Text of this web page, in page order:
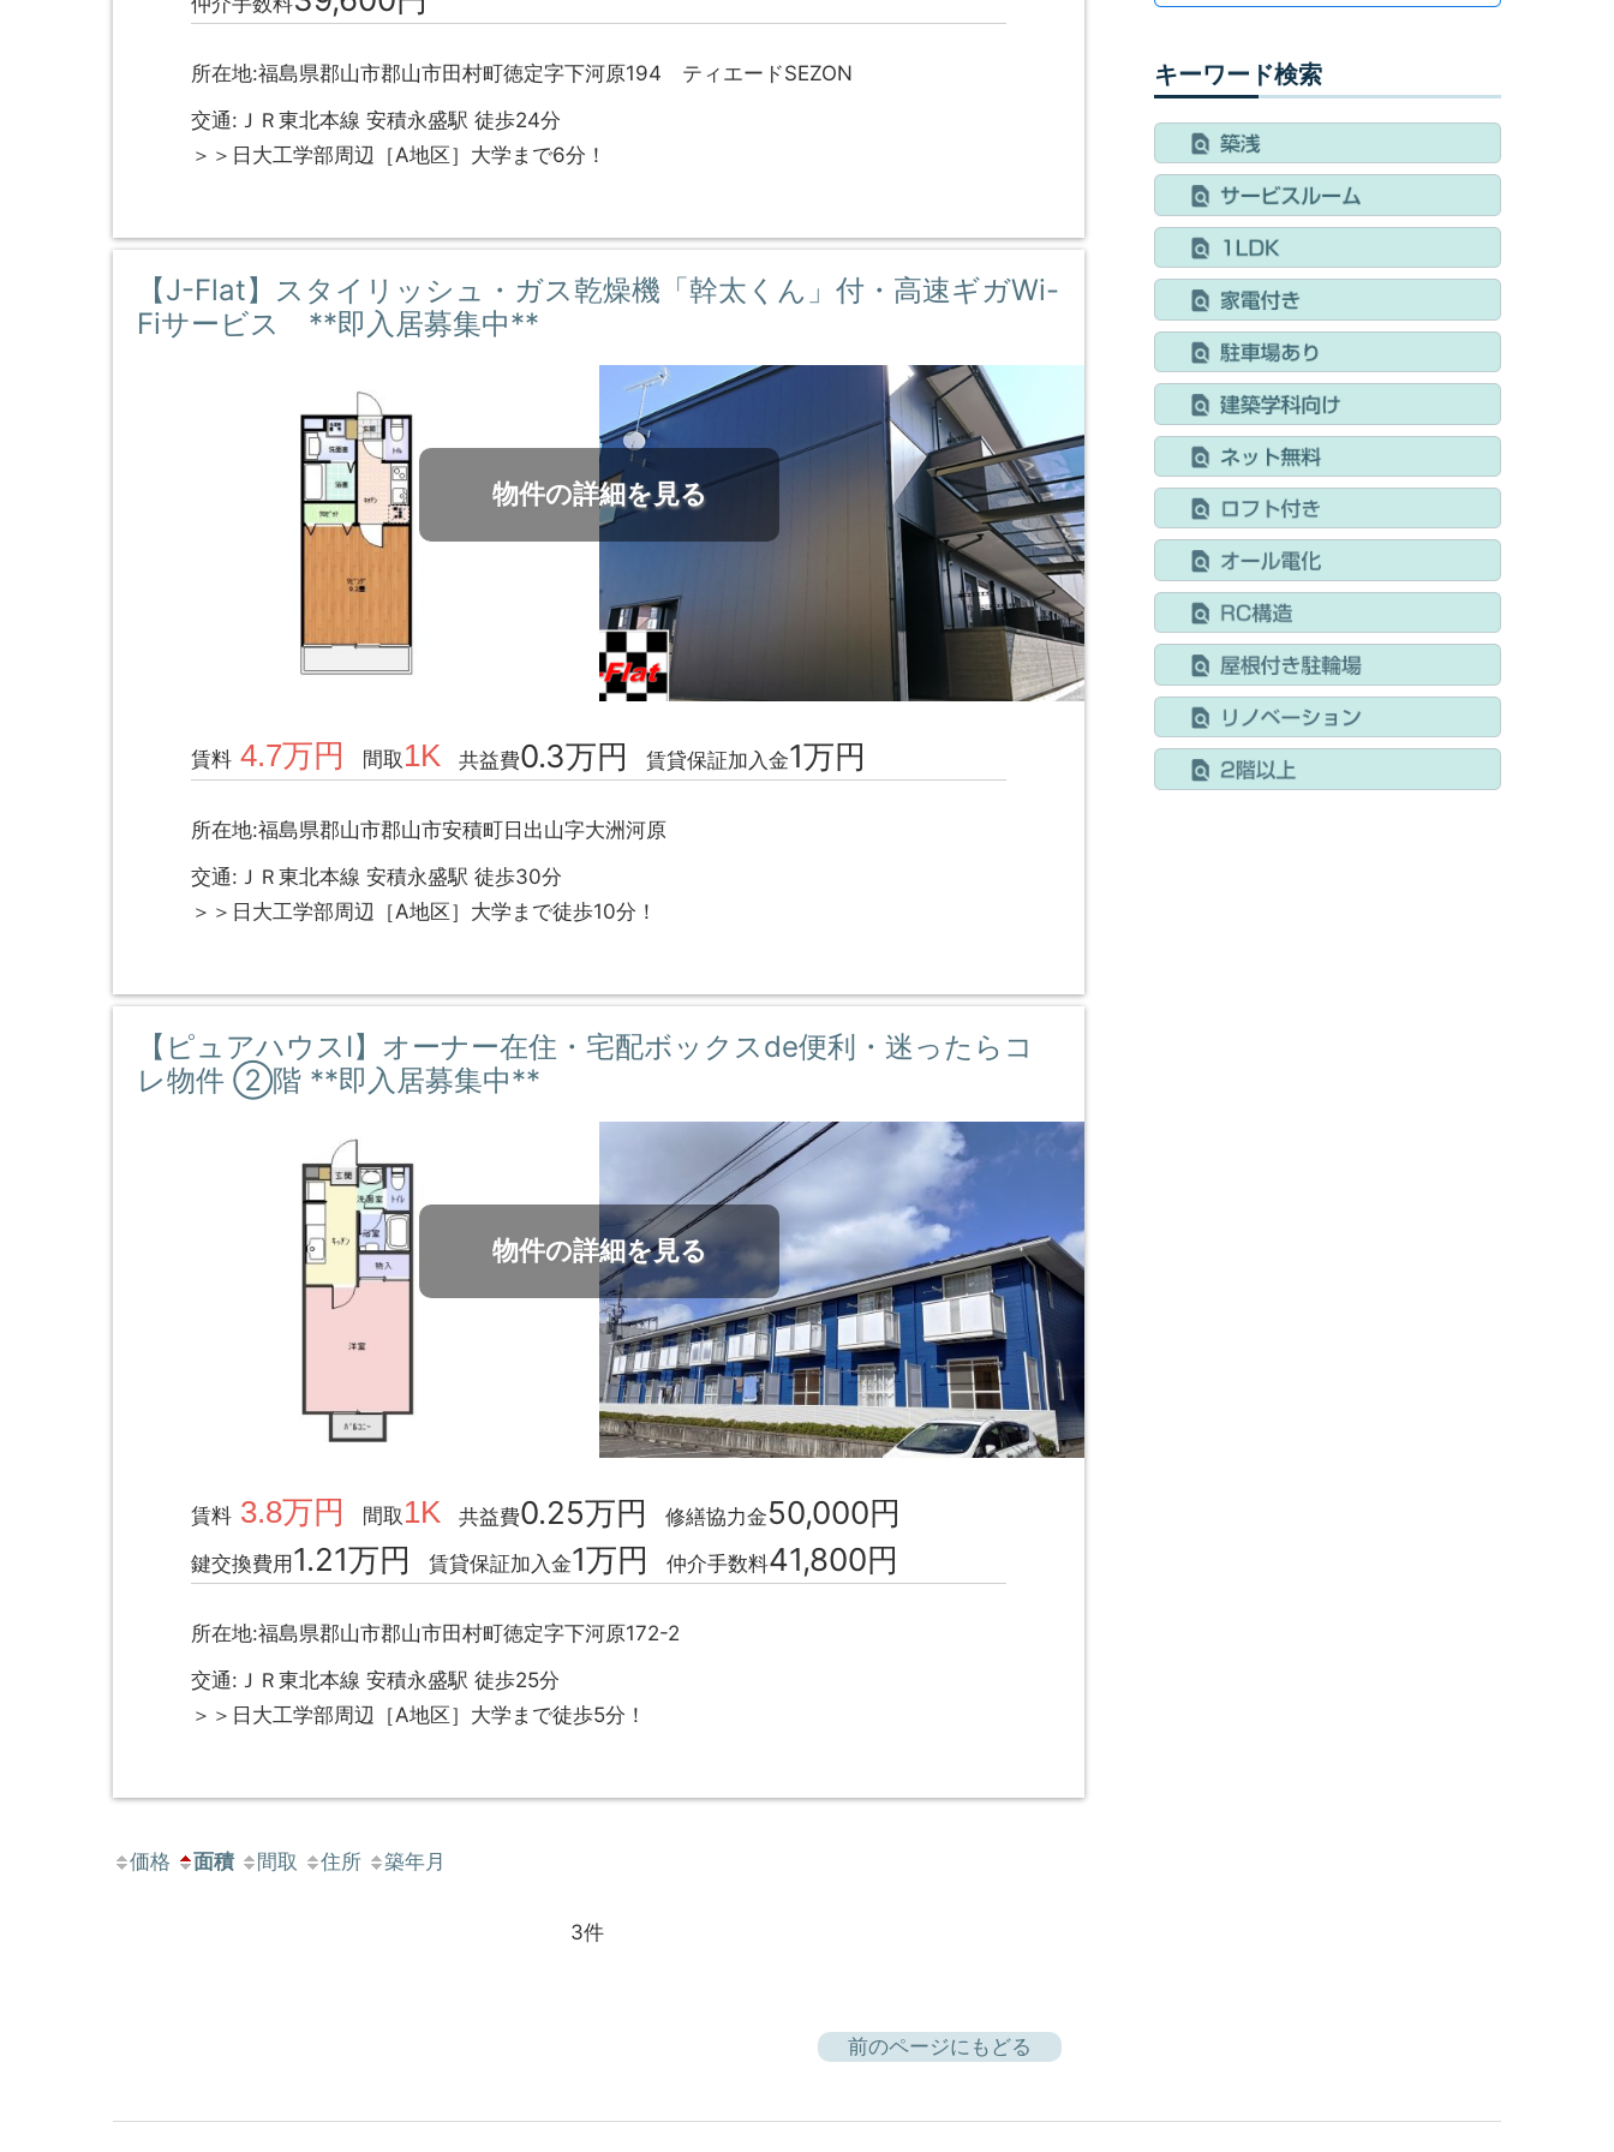
所在地:福島県郡山市郡山市田村町徳定字下河原194 ティエードSEZON
交通:ＪＲ東北本線 安積永盛駅 徒歩24分
＞＞日大工学部周辺［A地区］大学まで6分！
【J-Flat】スタイリッシュ・ガス乾燥機「幹太くん」付・高速ギガWi-
Fiサービス **即入居募集中**
物件の詳細を見る
賃料4.7万円 間取 1K 共益費0.3万円 賃貸保証加入金1万円
所在地:福島県郡山市郡山市安積町日出山字大洲河原
交通:ＪＲ東北本線 安積永盛駅 徒歩30分
＞＞日大工学部周辺［A地区］大学まで徒歩10分！
【ピュアハウスⅠ】オーナー在住・宅配ボックスde便利・迷ったらコ
レ物件 ②階 **即入居募集中**
物件の詳細を見る
賃料3.8万円 間取 1K 共益費0.25万円 修繕協力金50,000円
鍵交換費用1.21万円 賃貸保証加入金1万円 仲介手数料41,800円
所在地:福島県郡山市郡山市田村町徳定字下河原172-2
交通:ＪＲ東北本線 安積永盛駅 徒歩25分
＞＞日大工学部周辺［A地区］大学まで徒歩5分！
価格 面積 間取 住所 築年月
3件
前のページにもどる
キーワード検索